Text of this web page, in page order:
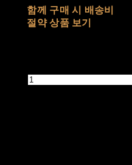
함께 구매 시 배송비
절약 상품 보기